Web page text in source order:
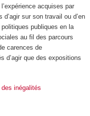
acquises par
sur son travail ou d’en
publiques en la
au fil des parcours
carences de
d’agir que des expositions
inégalités